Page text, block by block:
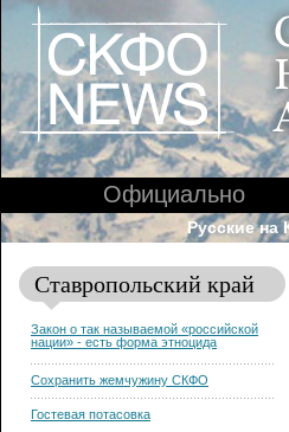
Официально
Русские на
Ставропольский край
Закон о так называемой «российской
нации» - есть форма этноцида
Сохранить жемчужину СКФО
Гостевая потасовка